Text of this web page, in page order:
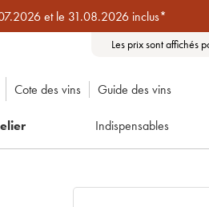
et le 31.08.2026 inclus*
Les prix sont affichés
Cote des vins Guide des vins
Indispensables